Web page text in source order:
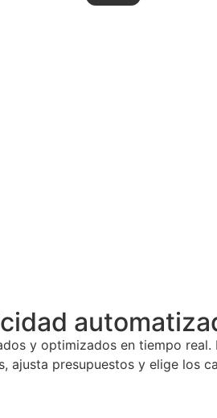
y optimizados en tiempo
ajusta presupuestos y elige los